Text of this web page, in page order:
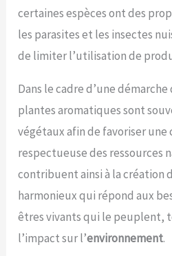
certaines espèces ont des
les parasites et les insectes
de limiter l’utilisation de
Dans le cadre d’une démarche
plantes aromatiques sont
végétaux afin de favoriser
respectueuse des ressources
contribuent ainsi à la création
harmonieux qui répond aux
êtres vivants qui le peuplent,
l’impact sur l’environnement.